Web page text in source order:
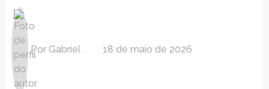
Por Gabriel 18 de maio de 2026